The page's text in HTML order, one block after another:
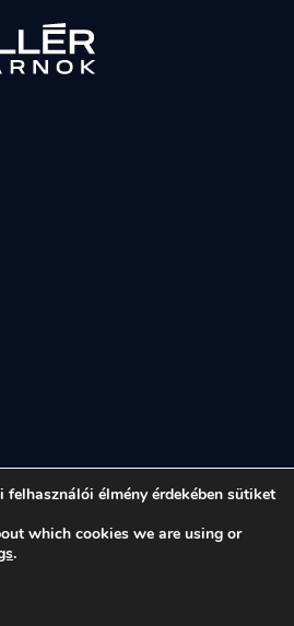
élmény érdekében sütiket
which cookies we are using or
.